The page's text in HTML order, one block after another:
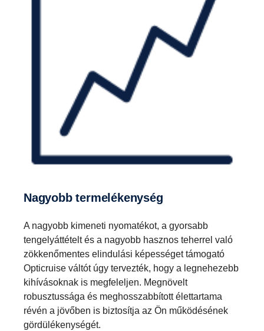
Nagyobb termelékenység
A nagyobb kimeneti nyomatékot, a gyorsabb
tengelyáttételt és a nagyobb hasznos teherrel való
zökkenőmentes elindulási képességet támogató
Opticruise váltót úgy tervezték, hogy a legnehezebb
kihívásoknak is megfeleljen. Megnövelt
robusztussága és meghosszabbított élettartama
révén a jövőben is biztosítja az Ön működésének
gördülékenységét.